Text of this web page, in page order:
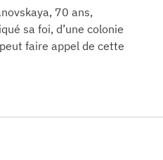
70 ans,
sa foi, d’une colonie
faire appel de cette